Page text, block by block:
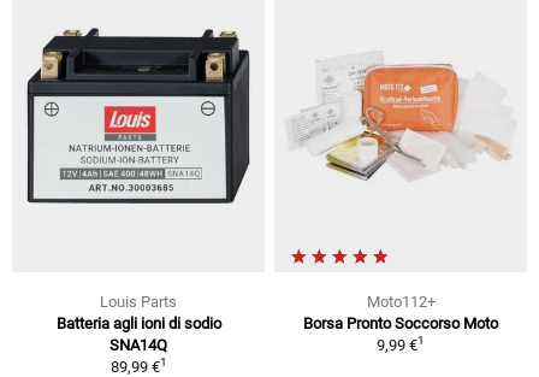
Louis Parts
Batteria agli ioni di sodio
SNA14Q
89,99 €1
Moto112+
Borsa Pronto Soccorso Moto
9,99 €1